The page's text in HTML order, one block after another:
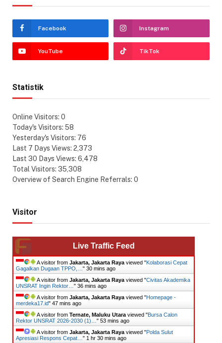
Facebook Instagram
YouTube TikTok
Statistik
Online Visitors: 0
Today's Visitors: 58
Yesterday's Visitors: 76
Last 7 Days Views: 2,373
Last 30 Days Views: 6,478
Total Visitors: 35,308
Overview of Search Engine Referrals: 0
Visitor
Live Traffic Feed
A visitor from Jakarta, Jakarta Raya viewed "Kolaborasi Cepat
Gagalkan Dugaan TPPO,… " 30 mins ago
A visitor from Jakarta, Jakarta Raya viewed "Civitas Akademika
UNSRAT Ingin Rektor… " 36 mins ago
A visitor from Jakarta, Jakarta Raya viewed "Homepage -
merdeka17.id" 47 mins ago
A visitor from Ternate, Maluku Utara viewed "Bursa Calon
Rektor UNSRAT 2026-2030 (1)… " 53 mins ago
A visitor from Jakarta, Jakarta Raya viewed "Polda Sulut
Apresiasi Respons Cepat… " 1 hr 30 mins ago